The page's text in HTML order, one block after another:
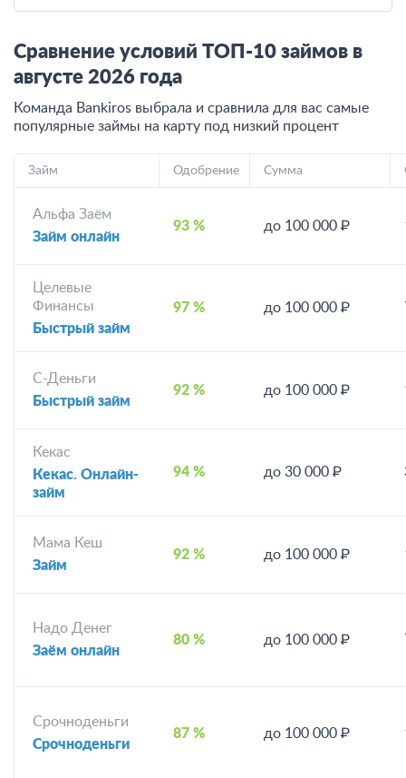
Сравнение условий ТОП-10 займов в
августе 2026 года
Команда Bankiros выбрала и сравнила для вас самые
популярные займы на карту под низкий процент
Займ Одобрение Сумма
Альфа Заём
Займ онлайн
93 % до 100 000 ₽
Целевые
Финансы
Быстрый займ
97 % до 100 000 ₽
С-Деньги
Быстрый займ
92 % до 100 000 ₽
Кекас
Кекас. Онлайн-
займ
94 % до 30 000 ₽
Мама Кеш
Займ
92 % до 100 000 ₽
Надо Денег
Заём онлайн
80 % до 100 000 ₽
Срочноденьги
Срочноденьги
87 % до 100 000 ₽